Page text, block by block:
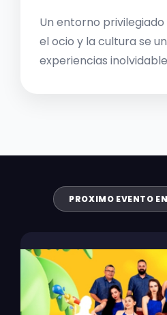
Un entorno
el ocio y la cultura se
experiencias
PROXIMO EVENTO